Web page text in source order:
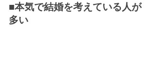
■本気で結婚を考えている人が
多い